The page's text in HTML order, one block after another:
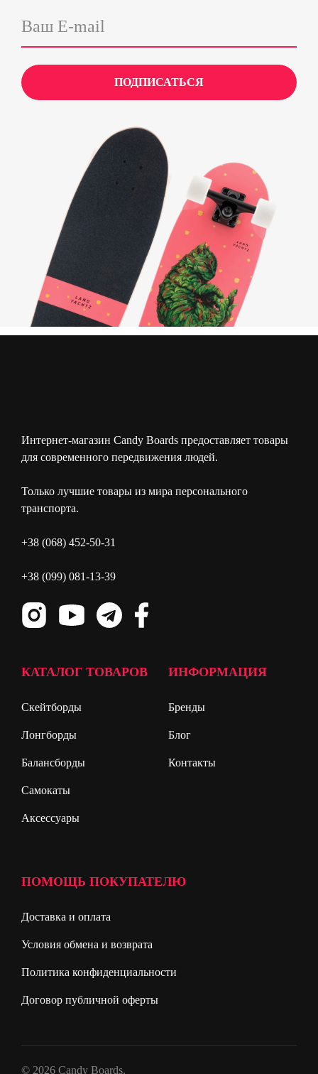
Интернет-магазин Candy Boards предоставляет товары
для современного передвижения людей.
Только лучшие товары из мира персонального
транспорта.
+38 (068) 452-50-31
+38 (099) 081-13-39
КАТАЛОГ ТОВАРОВ
Скейтборды
Лонгборды
Балансборды
Самокаты
Аксессуары
ИНФОРМАЦИЯ
Бренды
Блог
Контакты
ПОМОЩЬ ПОКУПАТЕЛЮ
Доставка и оплата
Условия обмена и возврата
Политика конфиденциальности
Договор публичной оферты
© 2026 Candy Boards.